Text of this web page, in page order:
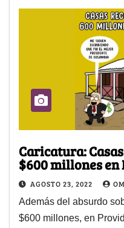
Caricatura:
$600 millones
AGOSTO 23, 2022
Además del absurdo
$600 millones, en